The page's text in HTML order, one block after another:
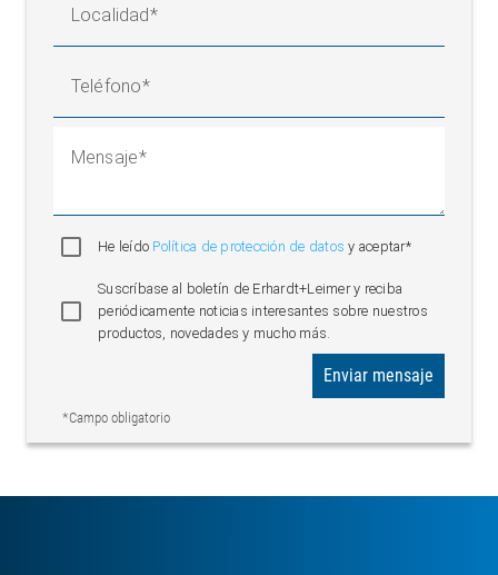
Localidad
Teléfono
Mensaje
He leído Política de protección de datosy aceptar*
Suscríbase al boletín de Erhardt+Leimer y reciba
periódicamente noticias interesantes sobre nuestros
productos, novedades y mucho más.
*Campo obligatorio
Enviar mensaje